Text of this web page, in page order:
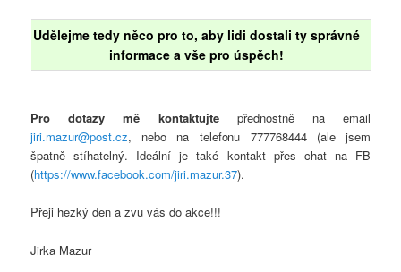
Udělejme tedy něco pro to, aby lidi dostali ty správné
informace a vše pro úspěch!
Pro dotazy mě kontaktujtepřednostně na email
jiri.mazur@post.cz, nebo na telefonu 777768444 (ale jsem
špatně stíhatelný. Ideální je také kontakt přes chat na FB
(https://www.facebook.com/jiri.mazur.37).
Přeji hezký den a zvu vás do akce!!!
Jirka Mazur